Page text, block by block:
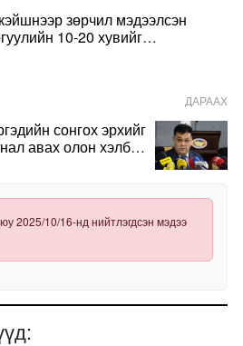
зөрчил мэдээлсэн
10-20 хувийг
ДАРААХ
сонгох эрхийг
авах олон хэлбэр
2025/10/16-нд нийтлэгдсэн мэдээ